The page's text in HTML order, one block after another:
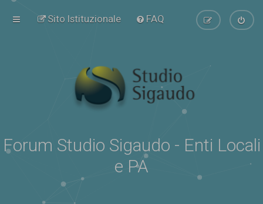
Sito Istituzionale FAQ
Forum Studio Sigaudo - Enti Locali
e PA